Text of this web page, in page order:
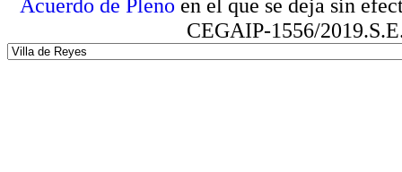
Acuerdo de Pleno en el que se deja sin
CEGAIP-1556/